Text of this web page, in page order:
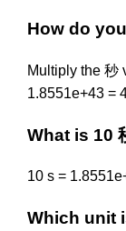
How do
Multiply the 秒
1.8551e+43 =
What is 10
10 s =
Which unit